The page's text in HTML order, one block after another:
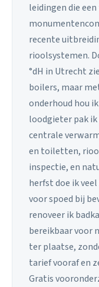
leidingen die
recente
rioolsystemen.
°dH in Utrecht
boilers, maar
onderhoud hou
loodgieter pak ik
centrale
en toiletten,
inspectie, en
herfst doe ik
voor spoed bij
renoveer ik
bereikbaar voor
ter plaatse,
tarief vooraf en
Gratis